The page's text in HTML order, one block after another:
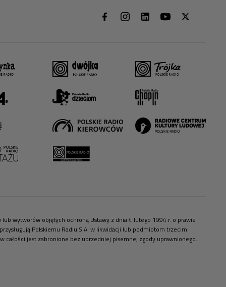
wytworów objętych ochroną Ustawy z dnia 4 lutego 1994 r. o prawie
Polskiemu Radiu S.A. w likwidacji lub podmiotom trzecim.
całości jest zabronione bez uprzedniej pisemnej zgody uprawnionego.